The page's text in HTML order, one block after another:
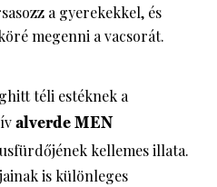
a gyerekekkel, és
megenni a vacsorát.
téli estéknek a
alverde MEN
kellemes illata.
is különleges